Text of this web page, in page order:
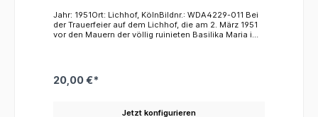
Jahr: 1951Ort: Lichhof, KölnBildnr.: WDA4229-011 Bei
der Trauerfeier auf dem Lichhof, die am 2. März 1951
vor den Mauern der völlig ruinieten Basilika Maria im
kommunalpolitisch aktiv gewesen war, hatte nach
1945 die CDU in Köln mitgegründet, war
Landtag von Nordrhein-Westfalen.
20,00 €*
Jetzt konfigurieren